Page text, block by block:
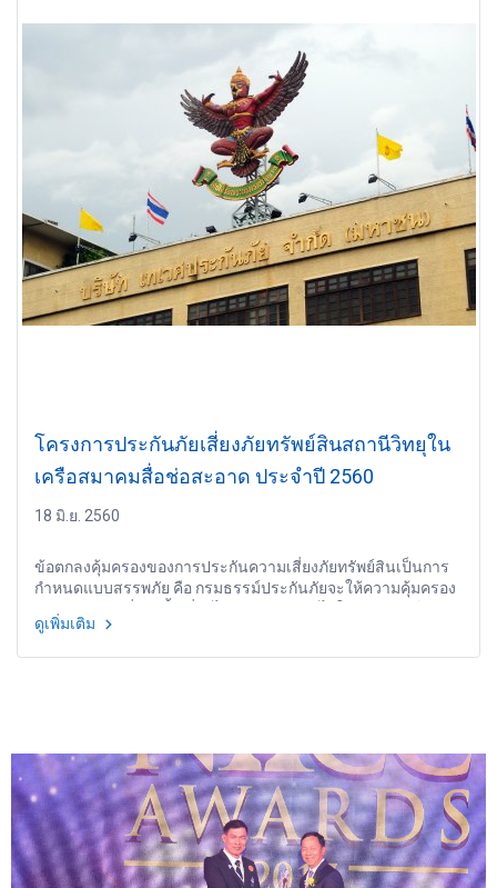
โครงการประกันภัยเสี่ยงภัยทรัพย์สินสถานีวิทยุใน
เครือสมาคมสื่อช่อสะอาด ประจำปี 2560
18 มิ.ย. 2560
ข้อตกลงคุ้มครองของการประกันความเสี่ยงภัยทรัพย์สินเป็นการ
กำหนดแบบสรรพภัย คือ กรมธรรม์ประกันภัยจะให้ความคุ้มครอง
ประกันภัย จึงอาจเห็นว่ามีการเขียนข้อยกเว้นไว้มากกว่าในการ
ดูเพิ่มเติม